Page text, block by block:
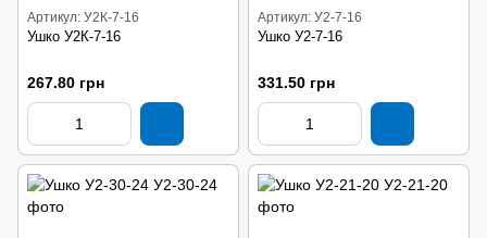
Артикул: У2К-7-16
Ушко У2К-7-16
267.80 грн
Артикул: У2-7-16
Ушко У2-7-16
331.50 грн